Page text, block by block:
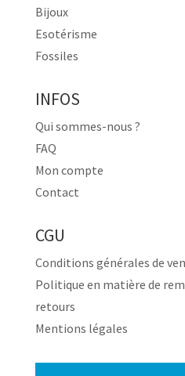
Bijoux
Esotérisme
Fossiles
INFOS
Qui sommes-nous ?
FAQ
Mon compte
Contact
CGU
Conditions générales de
Politique en matière de
retours
Mentions légales